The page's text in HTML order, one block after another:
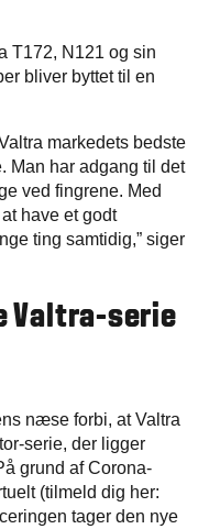
T172, N121 og sin
bliver byttet til en
markedets bedste
Man har adgang til det
ved fingrene. Med
have et godt
ting samtidig,” siger
Valtra-serie
næse forbi, at Valtra
serie, der ligger
grund af Corona-
(tilmeld dig her:
tager den nye